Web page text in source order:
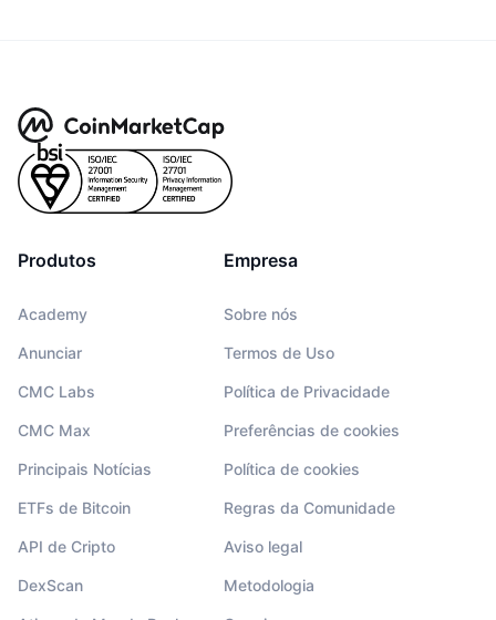
Produtos
Academy
Anunciar
CMC Labs
CMC Max
Principais Notícias
ETFs de Bitcoin
API de Cripto
DexScan
Empresa
Sobre nós
Termos de Uso
Política de Privacidade
Preferências de cookies
Política de cookies
Regras da Comunidade
Aviso legal
Metodologia